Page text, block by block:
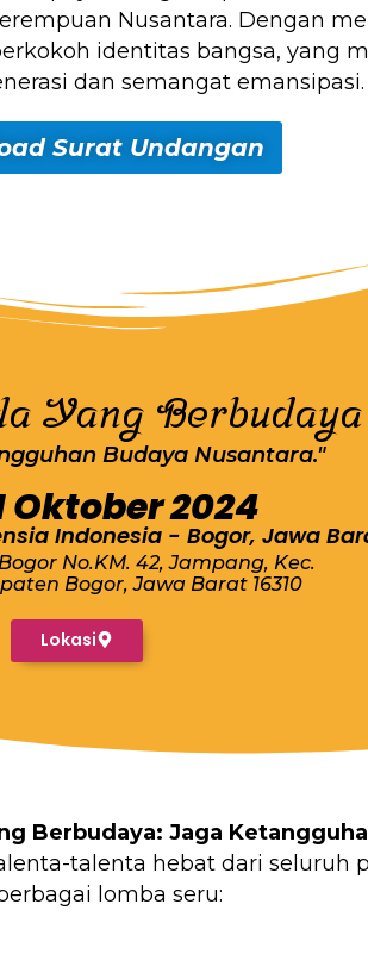
Nusantara. Dengan
identitas bangsa, yang
dan semangat emansipasi.
Surat Undangan
Yang Berbudaya
Budaya Nusantara."
Oktober 2024
Indonesia - Bogor, Jawa
No.KM. 42, Jampang, Kec.
Bogor, Jawa Barat 16310
Lokasi
Berbudaya: Jaga
talenta hebat dari seluruh
lomba seru: